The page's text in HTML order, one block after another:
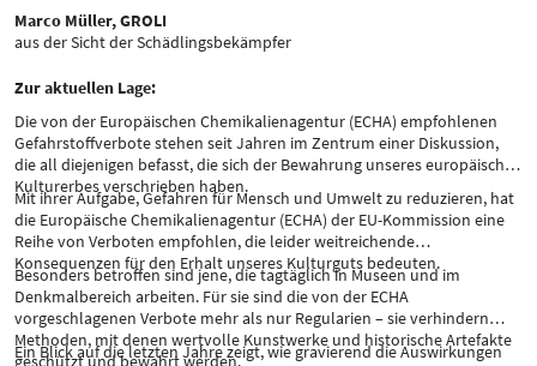
Marco Müller, GROLI
aus der Sicht der Schädlingsbekämpfer
Zur aktuellen Lage:
Die von der Europäischen Chemikalienagentur (ECHA) empfohlenen
Gefahrstoffverbote stehen seit Jahren im Zentrum einer Diskussion,
die all diejenigen befasst, die sich der Bewahrung unseres europäischen
Kulturerbes verschrieben haben.
Mit ihrer Aufgabe, Gefahren für Mensch und Umwelt zu reduzieren, hat
die Europäische Chemikalienagentur (ECHA) der EU-Kommission eine
Reihe von Verboten empfohlen, die leider weitreichende
Konsequenzen für den Erhalt unseres Kulturguts bedeuten.
Besonders betroffen sind jene, die tagtäglich in Museen und im
Denkmalbereich arbeiten. Für sie sind die von der ECHA
vorgeschlagenen Verbote mehr als nur Regularien – sie verhindern
Methoden, mit denen wertvolle Kunstwerke und historische Artefakte
geschützt und bewahrt werden.
Ein Blick auf die letzten Jahre zeigt, wie gravierend die Auswirkungen